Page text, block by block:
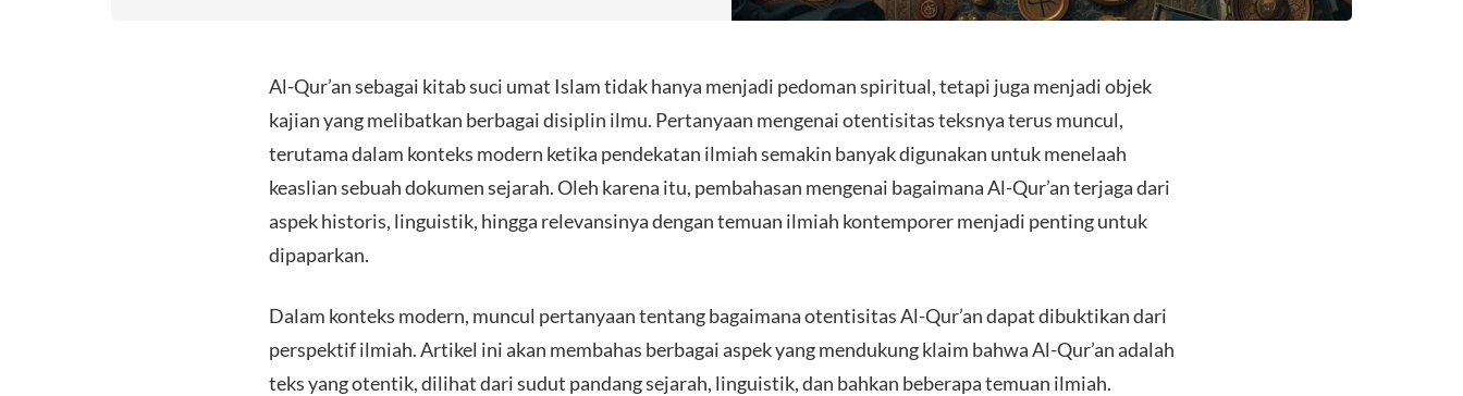
Al-Qur’an sebagai kitab suci umat Islam tidak hanya menjadi pedoman spiritual, tetapi juga menjadi objek
kajian yang melibatkan berbagai disiplin ilmu. Pertanyaan mengenai otentisitas teksnya terus muncul,
terutama dalam konteks modern ketika pendekatan ilmiah semakin banyak digunakan untuk menelaah
keaslian sebuah dokumen sejarah. Oleh karena itu, pembahasan mengenai bagaimana Al-Qur’an terjaga dari
aspek historis, linguistik, hingga relevansinya dengan temuan ilmiah kontemporer menjadi penting untuk
dipaparkan.
Dalam konteks modern, muncul pertanyaan tentang bagaimana otentisitas Al-Qur’an dapat dibuktikan dari
perspektif ilmiah. Artikel ini akan membahas berbagai aspek yang mendukung klaim bahwa Al-Qur’an adalah
teks yang otentik, dilihat dari sudut pandang sejarah, linguistik, dan bahkan beberapa temuan ilmiah.